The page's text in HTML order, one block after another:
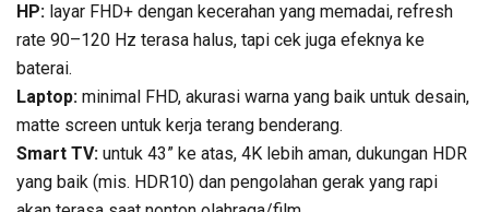
HP: layar FHD+ dengan kecerahan yang memadai, refresh
rate 90–120 Hz terasa halus, tapi cek juga efeknya ke
baterai.
Laptop: minimal FHD, akurasi warna yang baik untuk desain,
matte screen untuk kerja terang benderang.
Smart TV: untuk 43” ke atas, 4K lebih aman, dukungan HDR
yang baik (mis. HDR10) dan pengolahan gerak yang rapi